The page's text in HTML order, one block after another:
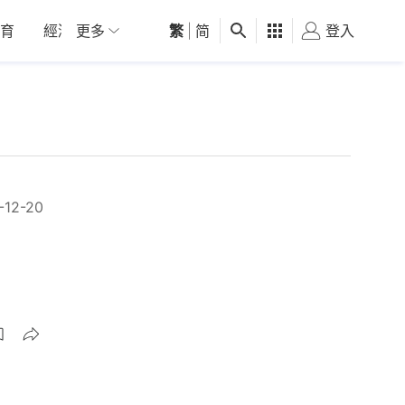
經濟 01深圳 觀點 健康 好食玩飛
更多 繁 简 登入
20